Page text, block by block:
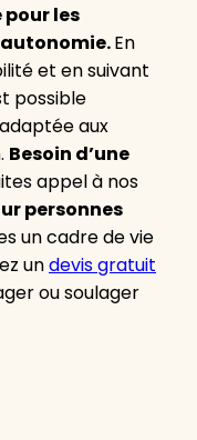
pour les
En
et en suivant
possible
aux
Besoin d’une
appel à nos
personnes
un cadre de vie
undevis gratuit
ou soulager